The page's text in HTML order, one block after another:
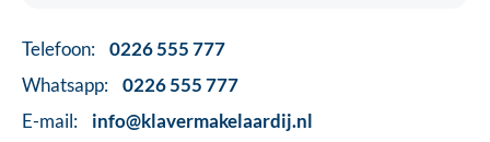
Telefoon:
0226 555 777
Whatsapp:
0226 555 777
E-mail:
info@klavermakelaardij.nl